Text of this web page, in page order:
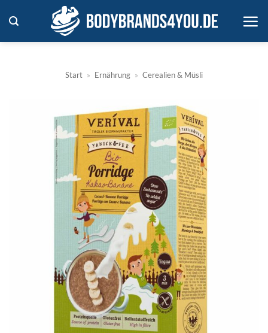
Inhalt
springen
Start » Ernährung » Cerealien & Müsli